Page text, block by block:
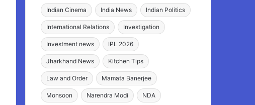
Indian Cinema India News Indian Politics
International Relations Investigation
Investment news IPL 2026
Jharkhand News Kitchen Tips
Law and Order Mamata Banerjee
Monsoon Narendra Modi NDA